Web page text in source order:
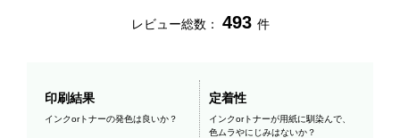
レビュー総数： 493 件
印刷結果
インクorトナーの発色は良いか？
定着性
インクorトナーが用紙に馴染んで、
色ムラやにじみはないか？